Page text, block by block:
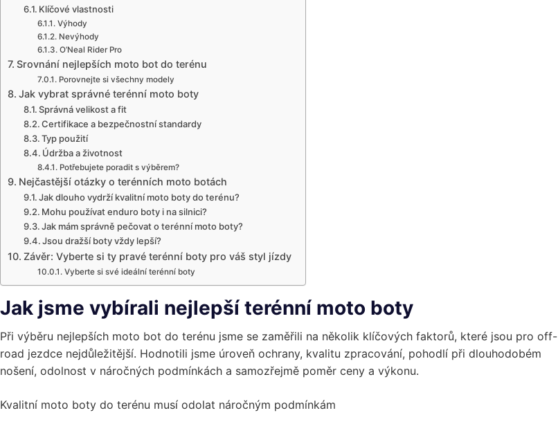
Klíčové vlastnosti
Výhody
Nevýhody
O’Neal Rider Pro
Srovnání nejlepších moto bot do terénu
Porovnejte si všechny modely
Jak vybrat správné terénní moto boty
Správná velikost a fit
Certifikace a bezpečnostní standardy
Typ použití
Údržba a životnost
Potřebujete poradit s výběrem?
Nejčastější otázky o terénních moto botách
Jak dlouho vydrží kvalitní moto boty do terénu?
Mohu používat enduro boty i na silnici?
Jak mám správně pečovat o terénní moto boty?
Jsou dražší boty vždy lepší?
Závěr: Vyberte si ty pravé terénní boty pro váš styl jízdy
Vyberte si své ideální terénní boty
Jak jsme vybírali nejlepší terénní moto boty
Při výběru nejlepších moto bot do terénu jsme se zaměřili na několik klíčových faktorů, které jsou pro off-
road jezdce nejdůležitější. Hodnotili jsme úroveň ochrany, kvalitu zpracování, pohodlí při dlouhodobém
nošení, odolnost v náročných podmínkách a samozřejmě poměr ceny a výkonu.
Kvalitní moto boty do terénu musí odolat náročným podmínkám